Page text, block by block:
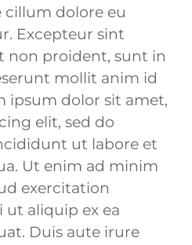
cillum dolore eu
Excepteur sint
non proident, sunt in
mollit anim id
ipsum dolor sit amet,
elit, sed do
ut labore et
Ut enim ad minim
exercitation
ut aliquip ex ea
Duis aute irure